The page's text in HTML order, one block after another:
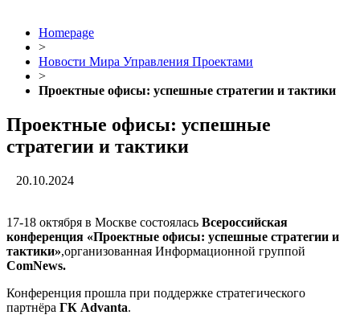
Homepage
>
Новости Мира Управления Проектами
>
Проектные офисы: успешные стратегии и тактики
Проектные офисы: успешные
стратегии и тактики
20.10.2024
17-18 октября в Москве состоялась Всероссийская
конференция «Проектные офисы: успешные стратегии и
тактики»,организованная Информационной группой
ComNews.
Конференция прошла при поддержке стратегического
партнёра ГК Advanta.